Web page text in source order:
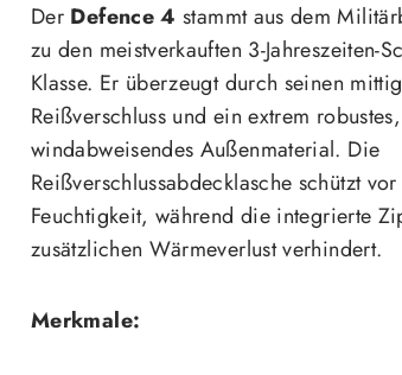
Der Defence 4 stammt aus dem
zu den meistverkauften 3-Jahreszeiten-
Klasse. Er überzeugt durch seinen
Reißverschluss und ein extrem
windabweisendes Außenmaterial. Die
Reißverschlussabdecklasche schützt
Feuchtigkeit, während die integrierte
zusätzlichen Wärmeverlust verhindert.
Merkmale: